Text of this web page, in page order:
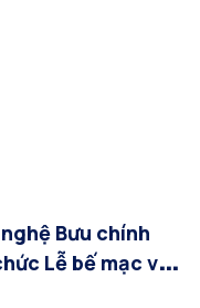
Bưu chính
Lễ bế mạc và